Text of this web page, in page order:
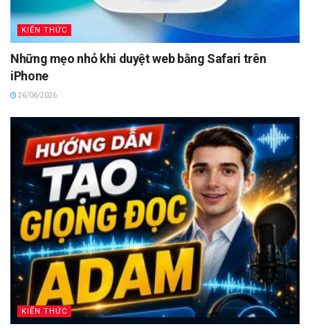
KIẾN THỨC
Những mẹo nhỏ khi duyệt web bằng Safari trên
iPhone
26/06/2026
KIẾN THỨC